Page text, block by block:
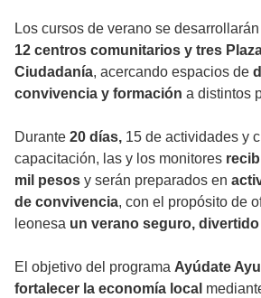
Los cursos de verano se
12 centros comunitarios y tres
Ciudadanía, acercando espacios de
convivencia y formación a distintos
Durante 20 días, 15 de actividades y
capacitación, las y los monitores
mil pesos y serán preparados en
de convivencia, con el propósito de
leonesa un verano seguro,
El objetivo del programa Ayúdate
fortalecer la economía local